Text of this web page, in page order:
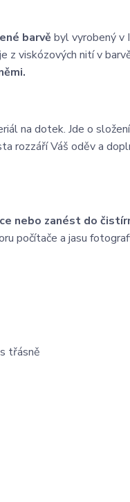
barvě byl vyrobený v
z viskózových nití v
na dotek. Jde o složení
rozzáří Váš oděv a
nebo zanést do
počítače a jasu
třásně